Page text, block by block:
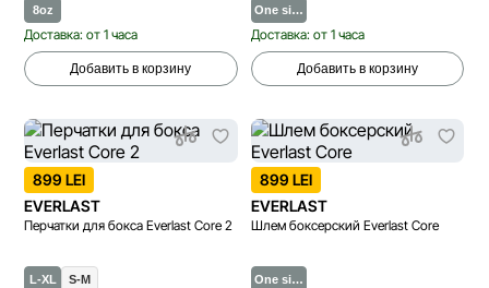
8oz
Доставка: от 1 часа
Добавить в корзину
One si…
Доставка: от 1 часа
Добавить в корзину
899 LEI
EVERLAST
Перчатки для бокса Everlast Core 2
L-XL S-M
899 LEI
EVERLAST
Шлем боксерский Everlast Core
One si…